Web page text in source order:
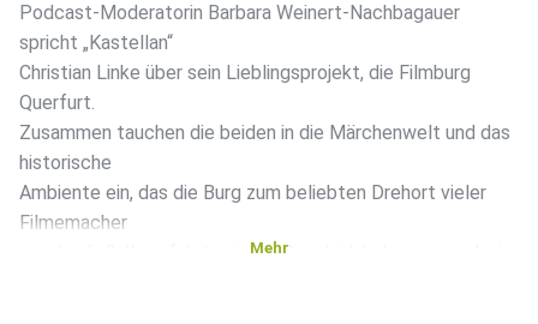
Podcast-Moderatorin Barbara Weinert-Nachbagauer
spricht „Kastellan“
Christian Linke über sein Lieblingsprojekt, die Filmburg
Querfurt.
Zusammen tauchen die beiden in die Märchenwelt und das
historische
Ambiente ein, das die Burg zum beliebten Drehort vieler
Filmemacher
werden ließ. Ihr erfahrt, wie die Geschichte begann und wie
Mehr